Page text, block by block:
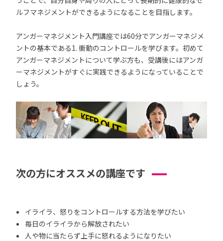
ルフマネジメントができるようになることを目指します。
アンガーマネジメント入門講座では60分でアンガーマネジメ
ントの基本である1. 衝動のコントロールを学びます。初めて
アンガーマネジメントについて学ぶ方も、受講後にはアンガ
ーマネジメントがすぐに実践できるようになっていることで
しょう。
次の方にオススメの講座です
イライラ、怒りをコントロールする方法を学びたい
毎日のイライラから解放されたい
人や物に当たらず上手に怒れるようになりたい